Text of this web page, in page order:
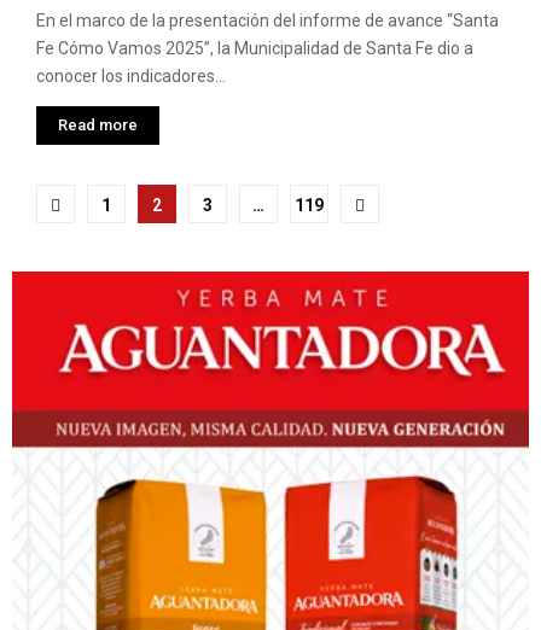
En el marco de la presentación del informe de avance “Santa
Fe Cómo Vamos 2025”, la Municipalidad de Santa Fe dio a
conocer los indicadores...
Read more
Paginación
entradas
1 2 3 … 119